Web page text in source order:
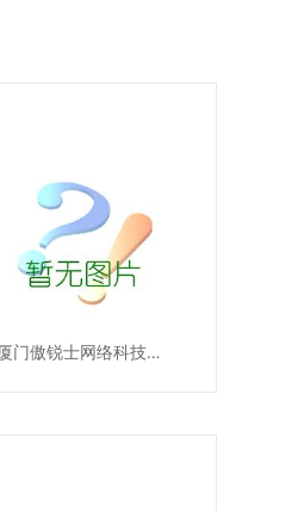
厦门傲锐士网络科技有限公司